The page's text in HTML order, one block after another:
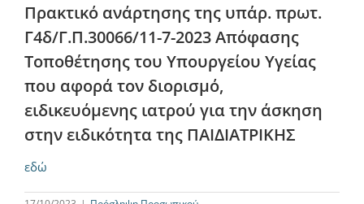
Πρακτικό ανάρτησης της υπ΄αρ. πρωτ.
Γ4δ/Γ.Π.30066/11-7-2023 Απόφασης
Τοποθέτησης του Υπουργείου Υγείας
που αφορά τον διορισμό,
ειδικευόμενης ιατρού για την άσκηση
στην ειδικότητα της ΠΑΙΔΙΑΤΡΙΚΗΣ
εδώ